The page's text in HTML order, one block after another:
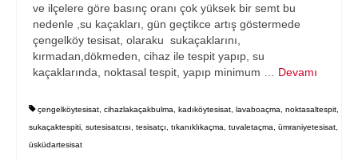
ve ilçelere göre basınç oranı çok yüksek bir semt bu
nedenle ,su kaçakları, gün geçtikce artış göstermede
çengelköy tesisat, olaraku sukaçaklarını,
kırmadan,dökmeden, cihaz ile tespit yapıp, su
kaçaklarında, noktasal tespit, yapıp minimum … Devamı
çengelköytesisat cihazlakaçakbulma kadıköytesisat lavaboaçma noktasaltespit
sukaçaktespiti sutesisatcısı tesisatçı tıkanıklıkaçma tuvaletaçma ümraniyetesisat
üsküdartesisat